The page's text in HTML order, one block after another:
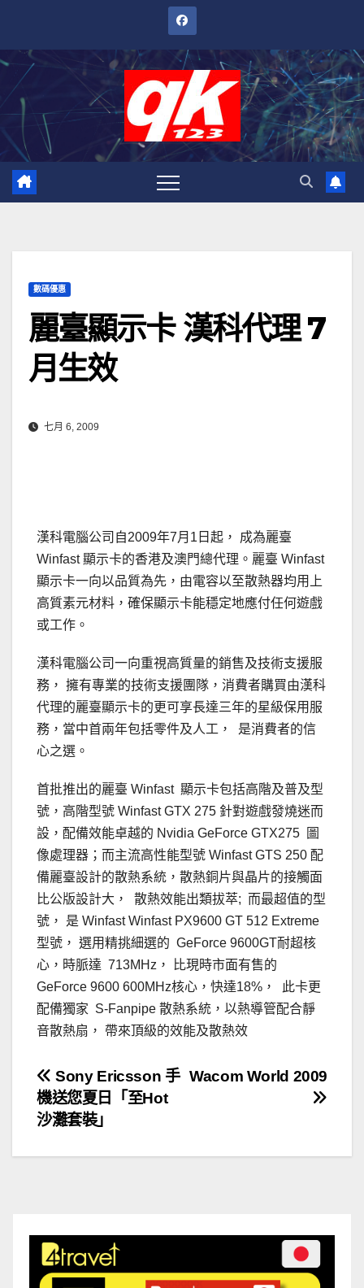
內
數碼優惠
麗臺顯示卡 漢科代理 7
月生效
七月 6, 2009
漢科電腦公司自2009年7月1日起， 成為麗臺
Winfast 顯示卡的香港及澳門總代理。麗臺 Winfast
顯示卡一向以品質為先，由電容以至散熱器均用上
高質素元材料，確保顯示卡能穩定地應付任何遊戲
或工作。
漢科電腦公司一向重視高質量的銷售及技術支援服
務， 擁有專業的技術支援團隊，消費者購買由漢科
代理的麗臺顯示卡的更可享長達三年的星級保用服
務，當中首兩年包括零件及人工， 是消費者的信
心之選。
首批推出的麗臺 Winfast 顯示卡包括高階及普及型
號，高階型號 Winfast GTX 275 針對遊戲發燒迷而
設，配備效能卓越的 Nvidia GeForce GTX275 圖
像處理器；而主流高性能型號 Winfast GTS 250 配
備麗臺設計的散熱系統，散熱銅片與晶片的接觸面
比公版設計大， 散熱效能出類拔萃; 而最超值的型
號， 是 Winfast Winfast PX9600 GT 512 Extreme
型號， 選用精挑細選的 GeForce 9600GT耐超核
心，時脈達 713MHz， 比現時市面有售的
GeForce 9600 600MHz核心，快達18%， 此卡更
配備獨家 S-Fanpipe 散熱系統，以熱導管配合靜
音散熱扇， 帶來頂級的效能及散熱效
文
章
導
Wacom World 2009
Sony Ericsson 手
機送您夏日「至Hot
沙灘套裝」